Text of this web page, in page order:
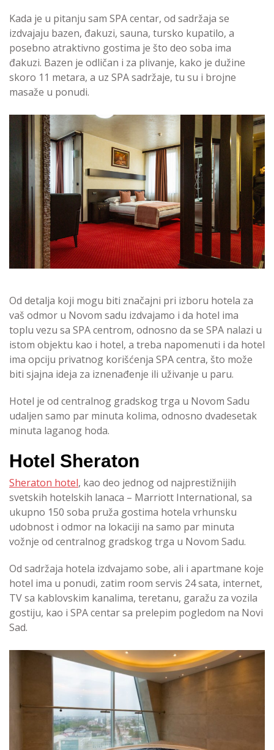
Kada je u pitanju sam SPA centar, od sadržaja se
izdvajaju bazen, đakuzi, sauna, tursko kupatilo, a
posebno atraktivno gostima je što deo soba ima
đakuzi. Bazen je odličan i za plivanje, kako je dužine
skoro 11 metara, a uz SPA sadržaje, tu su i brojne
masaže u ponudi.
Od detalja koji mogu biti značajni pri izboru hotela za
vaš odmor u Novom sadu izdvajamo i da hotel ima
toplu vezu sa SPA centrom, odnosno da se SPA nalazi u
istom objektu kao i hotel, a treba napomenuti i da hotel
ima opciju privatnog korišćenja SPA centra, što može
biti sjajna ideja za iznenađenje ili uživanje u paru.
Hotel je od centralnog gradskog trga u Novom Sadu
udaljen samo par minuta kolima, odnosno dvadesetak
minuta laganog hoda.
Hotel Sheraton
Sheraton hotel, kao deo jednog od najprestižnijih
svetskih hotelskih lanaca – Marriott International, sa
ukupno 150 soba pruža gostima hotela vrhunsku
udobnost i odmor na lokaciji na samo par minuta
vožnje od centralnog gradskog trga u Novom Sadu.
Od sadržaja hotela izdvajamo sobe, ali i apartmane koje
hotel ima u ponudi, zatim room servis 24 sata, internet,
TV sa kablovskim kanalima, teretanu, garažu za vozila
gostiju, kao i SPA centar sa prelepim pogledom na Novi
Sad.